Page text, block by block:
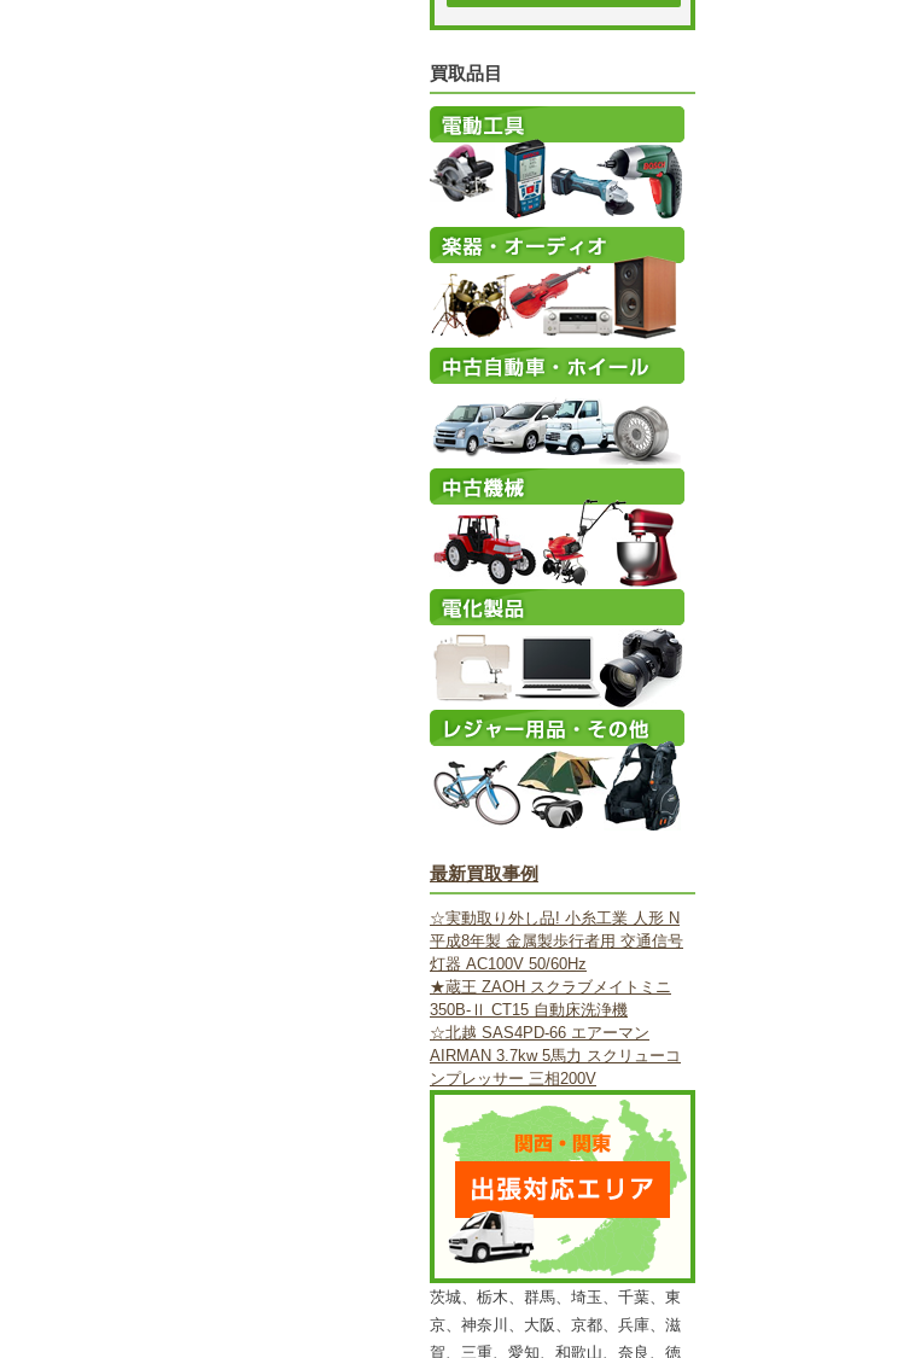
買取品目
最新買取事例
☆実動取り外し品! 小糸工業 人形 N
平成8年製 金属製歩行者用 交通信号
灯器 AC100V 50/60Hz
★蔵王 ZAOH スクラブメイトミニ
350B-Ⅱ CT15 自動床洗浄機
☆北越 SAS4PD-66 エアーマン
AIRMAN 3.7kw 5馬力 スクリューコ
ンプレッサー 三相200V
茨城、栃木、群馬、埼玉、千葉、東
京、神奈川、大阪、京都、兵庫、滋
賀、三重、愛知、和歌山、奈良、徳